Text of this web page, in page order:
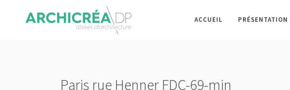
ACCUEIL PRÉSENTATION
Paris rue Henner FDC-69-min